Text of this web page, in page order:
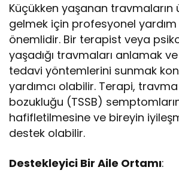
Küçükken yaşanan travmaların
gelmek için profesyonel
önemlidir. Bir terapist veya
yaşadığı travmaları anlamak
tedavi yöntemlerini sunmak
yardımcı olabilir. Terapi,
bozukluğu (TSSB)
hafifletilmesine ve bireyin
destek olabilir.
Destekleyici Bir Aile Ortamı: